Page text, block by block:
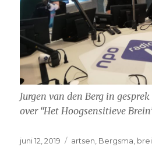
Jurgen van den Berg in
over “Het Hoogsensitieve
Geplaatst
juni 12, 2019 Tags
artsen, Bergsma,